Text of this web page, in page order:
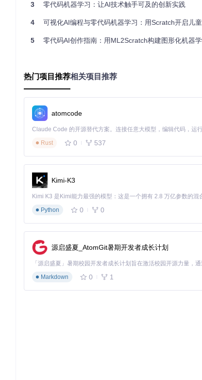
利用ML2Scratch可以轻松构建一个数学符号识别系统。
的角色会做出勇敢的动作；当识别到"手掌"手势时，角色
4️⃣ 功能解析：探索AI积木的强大能力
核心积木功能详解
ML2Scratch提供了一系列强大的AI积木，让用户能够轻
号]"积木可以在检测到特定类别时触发相应事件；"标签 [
逻辑。
本地训练与模型管理
到本地，方便下次使用。这种本地训练和管理方式，不仅
5️⃣ 拓展应用：跨领域创新场景
艺术创作辅助工具
ML2Scratch可以作为艺术创作的辅助工具。例如，用户
种方式能够让艺术创作更加直观和有趣，为艺术家提供新
智能家居控制中心
3 零代码机器学习：让AI技术触手可及的创新实践
4 可视化AI编程与零代码机器学习：用Scratch开启儿
5 零代码AI创作指南：用ML2Scratch构建图形化机器
热门项目推荐相关项目推荐
atomcode
Rust
0 537
Kimi-K3
Python
0 0
源启盛夏_AtomGit暑期开发者成长计划
Markdown
0 1